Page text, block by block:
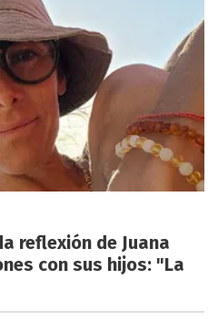
reflexión de Juana
con sus hijos: "La